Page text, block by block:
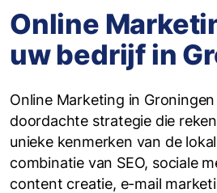
Online
uw bedrijf in
Online Marketing in
doordachte strategie die
unieke kenmerken van de
combinatie van SEO, sociale
content creatie, e-mail